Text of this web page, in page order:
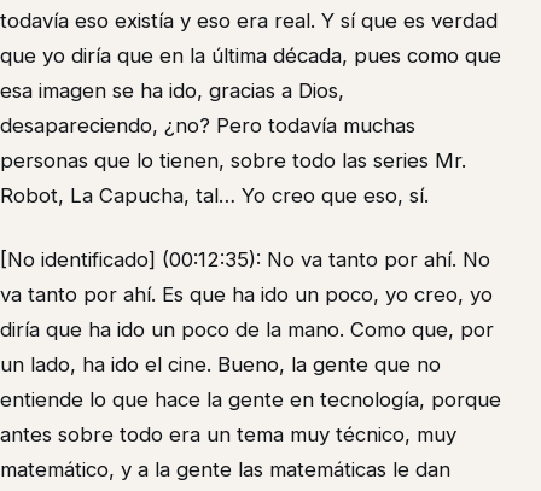
todavía eso existía y eso era real. Y sí que es verdad
que yo diría que en la última década, pues como que
esa imagen se ha ido, gracias a Dios,
desapareciendo, ¿no? Pero todavía muchas
personas que lo tienen, sobre todo las series Mr.
Robot, La Capucha, tal… Yo creo que eso, sí.
[No identificado] (00:12:35): No va tanto por ahí. No
va tanto por ahí. Es que ha ido un poco, yo creo, yo
diría que ha ido un poco de la mano. Como que, por
un lado, ha ido el cine. Bueno, la gente que no
entiende lo que hace la gente en tecnología, porque
antes sobre todo era un tema muy técnico, muy
matemático, y a la gente las matemáticas le dan